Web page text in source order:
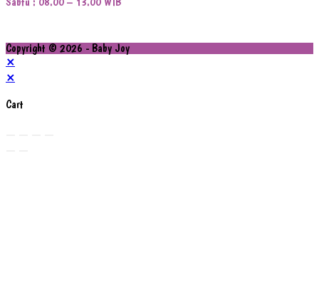
Copyright © 2026 - Baby Joy
×
×
Cart